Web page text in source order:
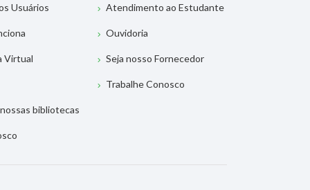
Usuários
Virtual
bibliotecas
Atendimento ao Estudante
Ouvidoria
Seja nosso Fornecedor
Trabalhe Conosco